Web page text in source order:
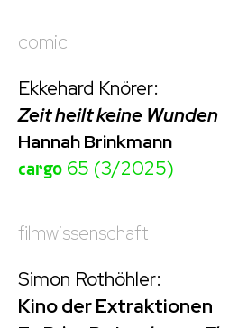
comic
Ekkehard Knörer:
Zeit heilt keine Wunden
Hannah Brinkmann
cargo 65 (3/2025)
filmwissenschaft
Simon Rothöhler:
Kino der Extraktionen